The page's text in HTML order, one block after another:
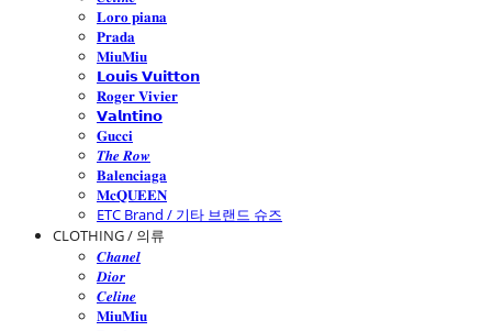
𝐋𝐨𝐫𝐨 𝐩𝐢𝐚𝐧𝐚
𝐏𝐫𝐚𝐝𝐚
𝐌𝐢𝐮𝐌𝐢𝐮
𝗟𝗼𝘂𝗶𝘀 𝗩𝘂𝗶𝘁𝘁𝗼𝗻
𝐑𝐨𝐠𝐞𝐫 𝐕𝐢𝐯𝐢𝐞𝐫
𝗩𝗮𝗹𝗻𝘁𝗶𝗻𝗼
𝐆𝐮𝐜𝐜𝐢
𝑻𝒉𝒆 𝑹𝒐𝒘
𝐁𝐚𝐥𝐞𝐧𝐜𝐢𝐚𝐠𝐚
𝐌𝐜𝐐𝐔𝐄𝐄𝐍
ETC Brand / 기타 브랜드 슈즈
CLOTHING / 의류
𝑪𝒉𝒂𝒏𝒆𝒍
𝑫𝒊𝒐𝒓
𝑪𝒆𝒍𝒊𝒏𝒆
𝐌𝐢𝐮𝐌𝐢𝐮